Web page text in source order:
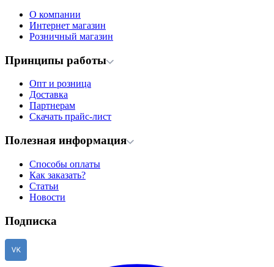
О компании
Интернет магазин
Розничный магазин
Принципы работы
Опт и розница
Доставка
Партнерам
Скачать прайс-лист
Полезная информация
Способы оплаты
Как заказать?
Статьи
Новости
Подписка